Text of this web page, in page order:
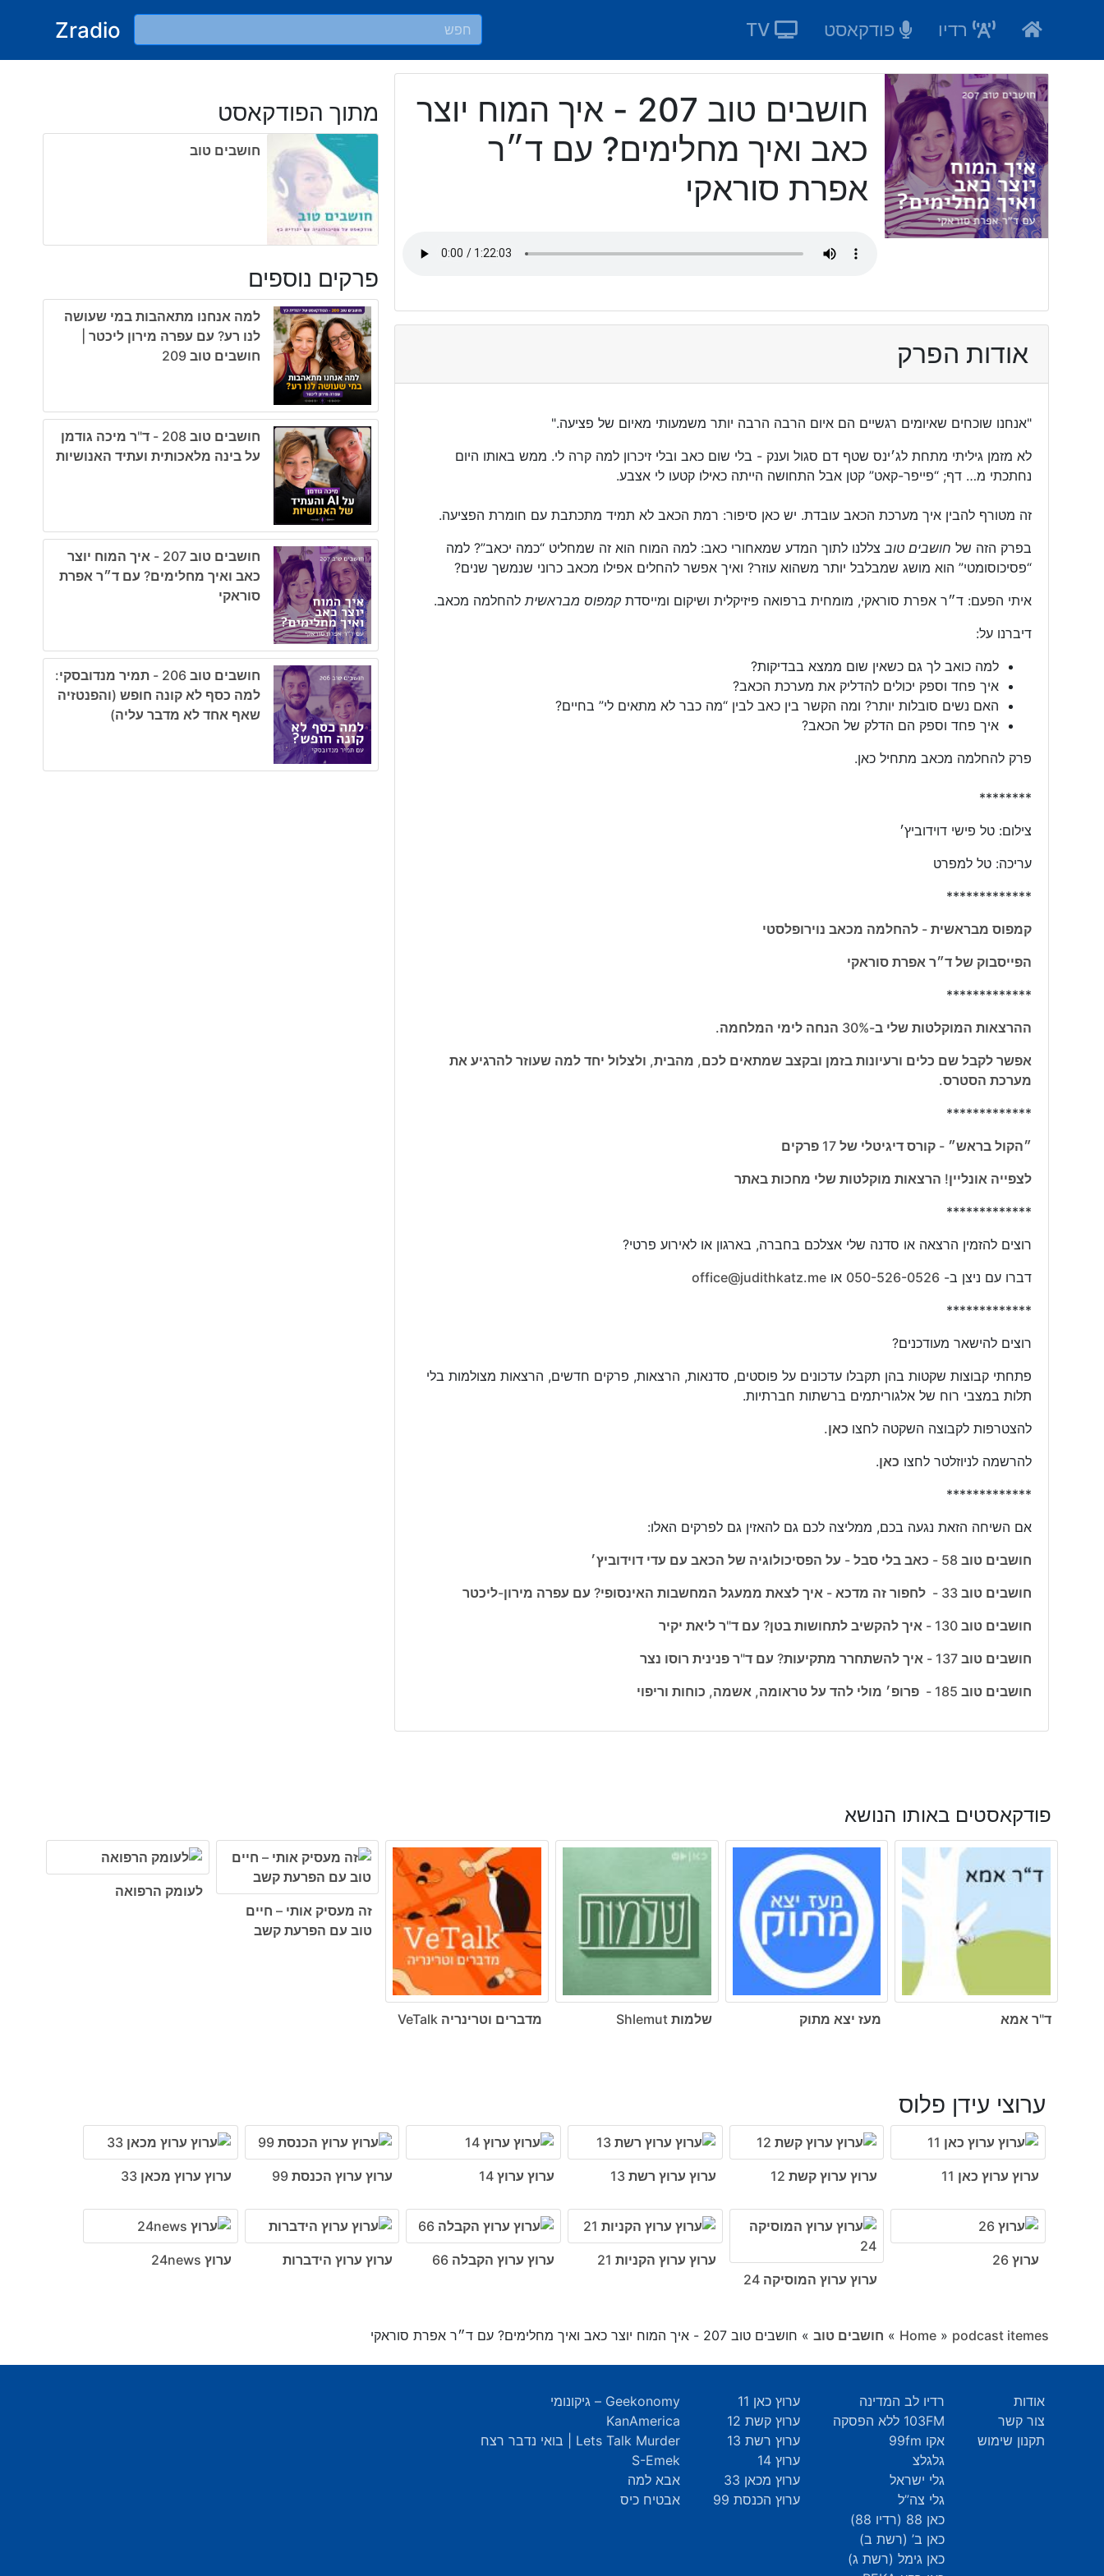
Zradio רדיו פודקאסט
חושבים טוב 207 - איך המוח יוצר
כאב ואיך מחלימים? עם ד״ר
אפרת סוראקי
אודות הפרק
"אנחנו שוכחים שאיומים רגשיים הם איום הרבה הרבה יותר משמעותי מאיום של פציעה."
לא מזמן גיליתי מתחת לג׳ינס שטף דם סגול וענק - בלי שום כאב ובלי זיכרון למה קרה לי. ממש באותו היום
נחתכתי מ… דף; “פייפר-קאט” קטן אבל התחושה הייתה כאילו קטעו לי אצבע.
זה מטורף להבין איך מערכת הכאב עובדת. יש כאן סיפור: רמת הכאב לא תמיד מתכתבת עם חומרת הפציעה.
בפרק הזה של חושבים טוב צללנו לתוך המדע שמאחורי כאב: למה המוח הוא זה שמחליט “כמה יכאב”? למה
“פסיכוסומטי” הוא מושג שמבלבל יותר משהוא עוזר? ואיך אפשר להחלים אפילו מכאב כרוני שנמשך שנים?
איתי הפעם: ד״ר אפרת סוראקי, מומחית ברפואה פיזיקלית ושיקום ומייסדת קמפוס מבראשית להחלמה מכאב.
דיברנו על:
למה כואב לך גם כשאין שום ממצא בבדיקות?
איך פחד וספק יכולים להדליק את מערכת הכאב?
האם נשים סובלות יותר? ומה הקשר בין כאב לבין “מה כבר לא מתאים לי” בחיים?
איך פחד וספק הם הדלק של הכאב?
פרק להחלמה מכאב מתחיל כאן.
********
צילום: טל פישי דוידוביץ׳
עריכה: טל למפרט
*************
קמפוס מבראשית - להחלמה מכאב נוירופלסטי
הפייסבוק של ד״ר אפרת סוראקי
*************
ההרצאות המוקלטות שלי ב-30% הנחה לימי המלחמה.
אפשר לקבל שם כלים ורעיונות בזמן ובקצב שמתאים לכם, מהבית, ולצלול יחד למה שעוזר להרגיע את
מערכת הסטרס.
*************
״הקול בראש״ - קורס דיגיטלי של 17 פרקים
לצפייה אונליין! הרצאות מוקלטות שלי מחכות באתר
*************
רוצים להזמין הרצאה או סדנה שלי אצלכם בחברה, בארגון או לאירוע פרטי?
דברו עם ניצן ב- 050-526-0526 או office@judithkatz.me
*************
רוצים להישאר מעודכנים?
פתחתי קבוצות שקטות בהן תקבלו עדכונים על פוסטים, סדנאות, הרצאות, פרקים חדשים, הרצאות מצולמות בלי
תלות במצבי רוח של אלגוריתמים ברשתות חברתיות.
להצטרפות לקבוצה השקטה לחצו כאן.
להרשמה לניוזלטר לחצו כאן.
*************
אם השיחה הזאת נגעה בכם, ממליצה לכם גם להאזין גם לפרקים האלו:
חושבים טוב 58 - כאב בלי סבל - על הפסיכולוגיה של הכאב עם עדי דוידוביץ׳
חושבים טוב 33 - לחפור זה מדכא - איך לצאת ממעגל המחשבות האינסופי? עם עפרה מירון-ליכטר
חושבים טוב 130 - איך להקשיב לתחושות בטן? עם ד"ר ליאת יקיר
חושבים טוב 137 - איך להשתחרר מתקיעות? עם ד"ר פנינית רוסו נצר
חושבים טוב 185 - פרופ׳ מולי להד על טראומה, אשמה, כוחות וריפוי
מתוך הפודקאסט
חושבים טוב
פרקים נוספים
למה אנחנו מתאהבות במי שעושה
לנו רע? עם עפרה מירון ליכטר |
חושבים טוב 209
חושבים טוב 208 - ד"ר מיכה גודמן
על בינה מלאכותית ועתיד האנושיות
חושבים טוב 207 - איך המוח יוצר
כאב ואיך מחלימים? עם ד״ר אפרת
סוראקי
חושבים טוב 206 - תמיר מנדובסקי:
למה כסף לא קונה חופש (והפנטזיה
שאף אחד לא מדבר עליה)
פודקאסטים באותו הנושא
ד"ר אמא מעז יצא מתוק שלמות Shlemut מדברים וטרינריה VeTalk
זה מעסיק אותי – חיים
טוב עם הפרעת קשב
לעומק הרפואה
ערוצי עידן פלוס
ערוץ ערוץ כאן 11 ערוץ ערוץ קשת 12 ערוץ ערוץ רשת 13 ערוץ ערוץ 14 ערוץ ערוץ הכנסת 99 ערוץ ערוץ מכאן 33
ערוץ 26
ערוץ ערוץ המוסיקה 24
ערוץ ערוץ הקניות 21 ערוץ ערוץ הקבלה 66 ערוץ ערוץ הידברות ערוץ 24news
Home » podcast itemes
» חושבים טוב » חושבים טוב 207 - איך המוח יוצר כאב ואיך מחלימים? עם ד״ר אפרת סוראקי
אודות
צור קשר
תקנון שימוש
רדיו לב המדינה
103FM ללא הפסקה
אקו 99fm
גלגלצ
גלי ישראל
גלי צה”ל
כאן 88 (רדיו 88)
כאן ב’ (רשת ב)
כאן גימל (רשת ג)
ערוץ כאן 11
ערוץ קשת 12
ערוץ רשת 13
ערוץ 14
ערוץ מכאן 33
ערוץ הכנסת 99
Geekonomy – גיקונומי
KanAmerica
Lets Talk Murder | בואי נדבר רצח
S-Emek
אבא למה
אבטיח כיס